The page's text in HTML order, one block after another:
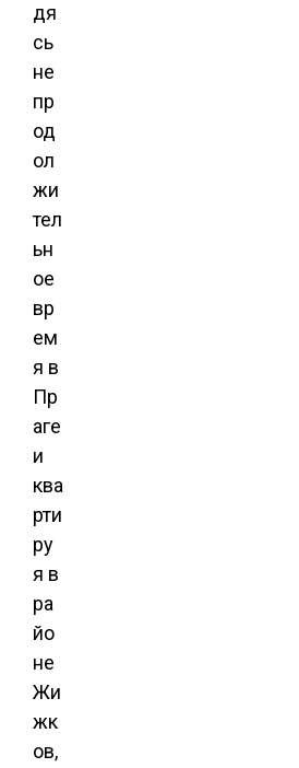
дя
сь
не
пр
од
ол
жи
тел
ьн
ое
вр
ем
я в
Пр
аге
и
ква
рти
ру
я в
ра
йо
не
Жи
жк
ов,